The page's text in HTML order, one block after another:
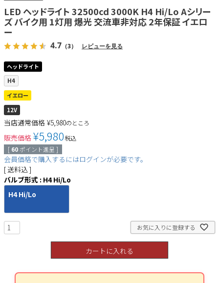
LED ヘッドライト 32500cd 3000K H4 Hi/Lo Aシリー
ズ バイク用 1灯用 爆光 交流車非対応 2年保証 イエロ
ー
4.7 （3） レビューを見る
ヘッドライト
H4
イエロー
12V
当店通常価格 ¥5,980のところ
販売価格 ¥5,980税込
[ 60 ポイント進呈 ]
会員価格で購入するにはログインが必要です。
送料込
バルブ形式 H4 Hi/Lo
H4 Hi/Lo
お気に入りに登録する
カートに入れる